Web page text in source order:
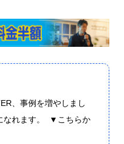
、事例を増やしまし
なれます。 ▼こちらか